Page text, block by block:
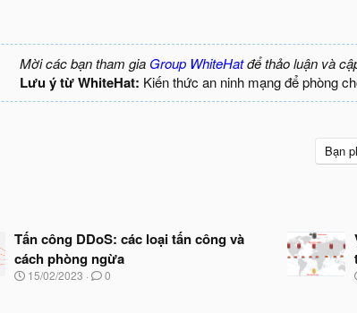
Mời các bạn tham gia Group WhiteHatđể thảo luận và
Lưu ý từ WhiteHat: Kiến thức an ninh mạng để phòng
Bạn
Tấn công DDoS: các loại tấn công và
cách phòng ngừa
N
15/02/2023 0